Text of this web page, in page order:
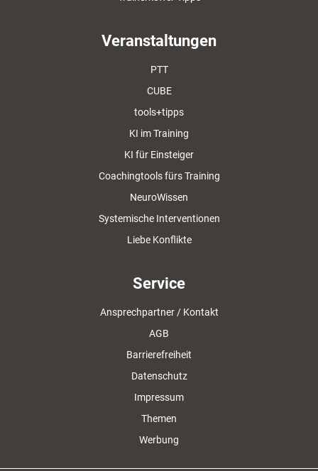
Veranstaltungen
PTT
CUBE
tools+tipps
KI im Training
KI für Einsteiger
Coachingtools fürs Training
NeuroWissen
Systemische Interventionen
Liebe Konflikte
Service
Ansprechpartner / Kontakt
AGB
Barrierefreiheit
Datenschutz
Impressum
Themen
Werbung